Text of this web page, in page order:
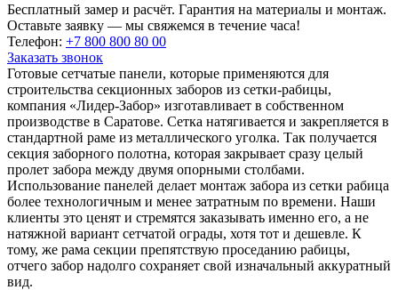
Бесплатный замер и расчёт. Гарантия на материалы и монтаж.
Оставьте заявку — мы свяжемся в течение часа!
Телефон: +7 800 800 80 00
Заказать звонок
Готовые сетчатые панели, которые применяются для
строительства секционных заборов из сетки-рабицы,
компания «Лидер-Забор» изготавливает в собственном
производстве в Саратове. Сетка натягивается и закрепляется в
стандартной раме из металлического уголка. Так получается
секция заборного полотна, которая закрывает сразу целый
пролет забора между двумя опорными столбами.
Использование панелей делает монтаж забора из сетки рабица
более технологичным и менее затратным по времени. Наши
клиенты это ценят и стремятся заказывать именно его, а не
натяжной вариант сетчатой ограды, хотя тот и дешевле. К
тому, же рама секции препятствую проседанию рабицы,
отчего забор надолго сохраняет свой изначальный аккуратный
вид.